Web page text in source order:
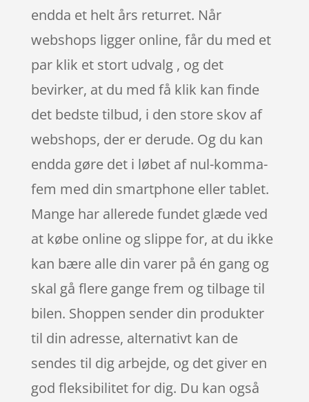
endda et helt års returret. Når
webshops ligger online, får du med et
par klik et stort udvalg , og det
bevirker, at du med få klik kan finde
det bedste tilbud, i den store skov af
webshops, der er derude. Og du kan
endda gøre det i løbet af nul-komma-
fem med din smartphone eller tablet.
Mange har allerede fundet glæde ved
at købe online og slippe for, at du ikke
kan bære alle din varer på én gang og
skal gå flere gange frem og tilbage til
bilen. Shoppen sender din produkter
til din adresse, alternativt kan de
sendes til dig arbejde, og det giver en
god fleksibilitet for dig. Du kan også